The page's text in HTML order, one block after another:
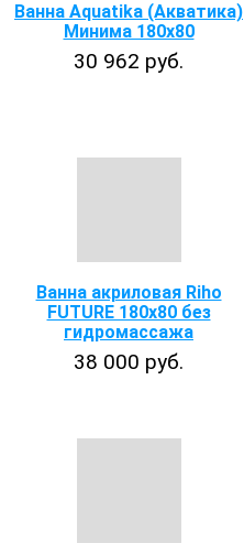
Ванна Aquatika (Акватика)
Минима 180х80
30 962 руб.
Ванна акриловая Riho
FUTURE 180x80 без
гидромассажа
38 000 руб.